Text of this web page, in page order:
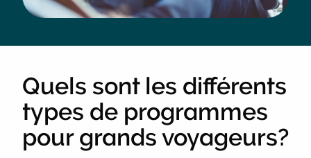
Quels sont les différents
types de programmes
pour grands voyageurs?